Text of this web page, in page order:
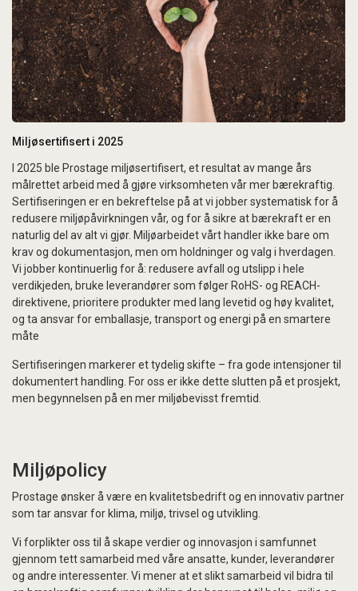
Miljøsertifisert i 2025
I 2025 ble Prostage miljøsertifisert, et resultat av mange års
målrettet arbeid med å gjøre virksomheten vår mer bærekraftig.
Sertifiseringen er en bekreftelse på at vi jobber systematisk for å
redusere miljøpåvirkningen vår, og for å sikre at bærekraft er en
naturlig del av alt vi gjør. Miljøarbeidet vårt handler ikke bare om
krav og dokumentasjon, men om holdninger og valg i hverdagen.
Vi jobber kontinuerlig for å: redusere avfall og utslipp i hele
verdikjeden, bruke leverandører som følger RoHS- og REACH-
direktivene, prioritere produkter med lang levetid og høy kvalitet,
og ta ansvar for emballasje, transport og energi på en smartere
måte
Sertifiseringen markerer et tydelig skifte – fra gode intensjoner til
dokumentert handling. For oss er ikke dette slutten på et prosjekt,
men begynnelsen på en mer miljøbevisst fremtid.
Miljøpolicy
Prostage ønsker å være en kvalitetsbedrift og en innovativ partner
som tar ansvar for klima, miljø, trivsel og utvikling.
Vi forplikter oss til å skape verdier og innovasjon i samfunnet
gjennom tett samarbeid med våre ansatte, kunder, leverandører
og andre interessenter. Vi mener at et slikt samarbeid vil bidra til